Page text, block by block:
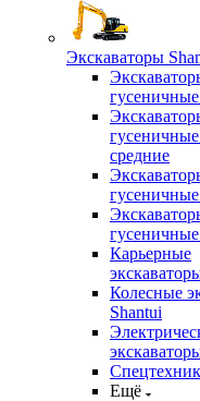
Экскаваторы
средние
Карьерные
Колесные
Shantui
Ещё